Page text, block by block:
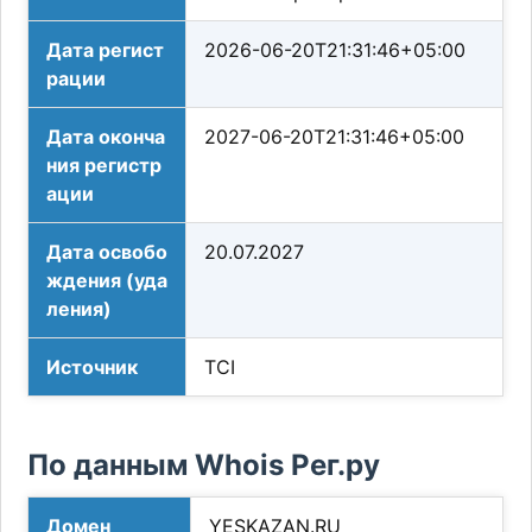
Дата регист
рации
2026-06-20T21:31:46+05:00
Дата оконча
ния регистр
ации
2027-06-20T21:31:46+05:00
Дата освобо
ждения (уда
ления)
20.07.2027
Источник TCI
По данным Whois Рег.ру
Домен YESKAZAN.RU